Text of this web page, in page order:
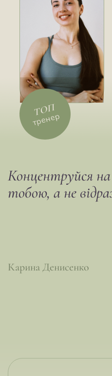
ТОП
тренер
Концентруйся на
тобою, а не
Карина Денисенко